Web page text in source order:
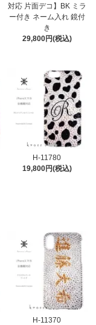
対応 片面デコ】BK ミラ
ー付き ネーム入れ 鏡付
き
29,800円(税込)
H-11780
19,800円(税込)
H-11370